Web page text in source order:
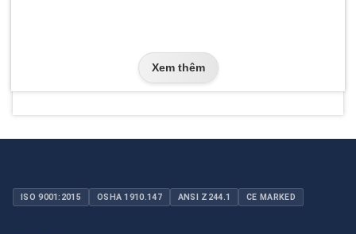
Xem thêm
ISO 9001:2015 OSHA 1910.147 ANSI Z244.1 CE MARKED